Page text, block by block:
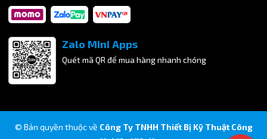
Zalo Mini Apps
Quét mã QR để mua hàng nhanh chóng
© Bản quyền thuộc về Công Ty TNHH Thiết Bị Kỹ Thuật Công